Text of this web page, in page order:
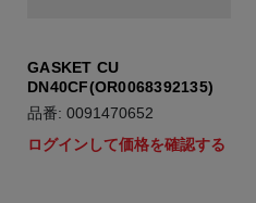
GASKET CU
DN40CF(OR0068392135)
品番: 0091470652
ログインして価格を確認する